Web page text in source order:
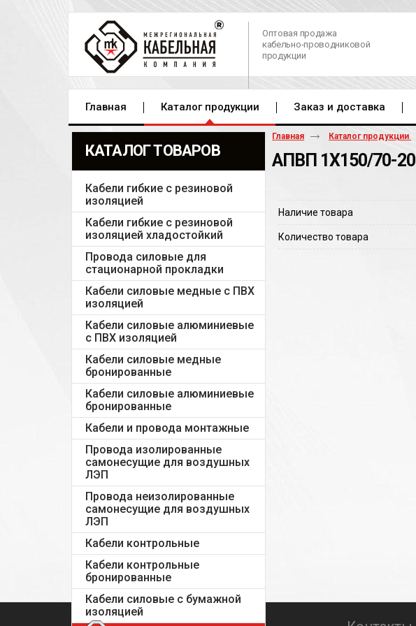
Оптовая продажа
кабельно-проводниковой
продукции
Главная Каталог продукции Заказ и доставка
КАТАЛОГ ТОВАРОВ
Кабели гибкие с резиновой
изоляцией
Кабели гибкие с резиновой
изоляцией хладостойкий
Провода силовые для
стационарной прокладки
Кабели силовые медные с ПВХ
изоляцией
Кабели силовые алюминиевые
с ПВХ изоляцией
Кабели силовые медные
бронированные
Кабели силовые алюминиевые
бронированные
Кабели и провода монтажные
Провода изолированные
самонесущие для воздушных
ЛЭП
Провода неизолированные
самонесущие для воздушных
ЛЭП
Кабели контрольные
Кабели контрольные
бронированные
Кабели силовые с бумажной
изоляцией
Главная Каталог продукции
АПВП 1Х150/70-20
Наличие товара
Количество товара